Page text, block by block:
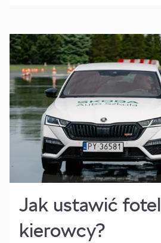
Jak ustawić fotel
kierowcy?